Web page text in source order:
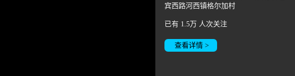
宾西路河西镇格尔加村
已有 1.5万 人次关注
查看详情 >